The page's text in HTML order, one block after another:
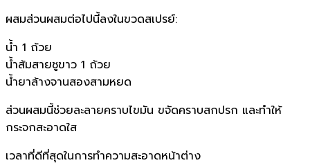
ผสมส่วนผสมต่อไปนี้ลงในขวดสเปรย์:
น้ำ 1 ถ้วย
น้ำส้มสายชูขาว 1 ถ้วย
น้ำยาล้างจานสองสามหยด
ส่วนผสมนี้ช่วยละลายคราบไขมัน ขจัดคราบสกปรก และทำให้
กระจกสะอาดใส
เวลาที่ดีที่สุดในการทำความสะอาดหน้าต่าง